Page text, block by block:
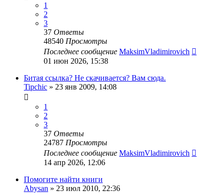
1
2
3
37 Ответы
48540 Просмотры
Последнее сообщение MaksimVladimirovich
01 июн 2026, 15:38
Битая ссылка? Не скачивается? Вам сюда.
Tipchic » 23 янв 2009, 14:08
1
2
3
37 Ответы
24787 Просмотры
Последнее сообщение MaksimVladimirovich
14 апр 2026, 12:06
Помогите найти книги
Abysan » 23 июл 2010, 22:36